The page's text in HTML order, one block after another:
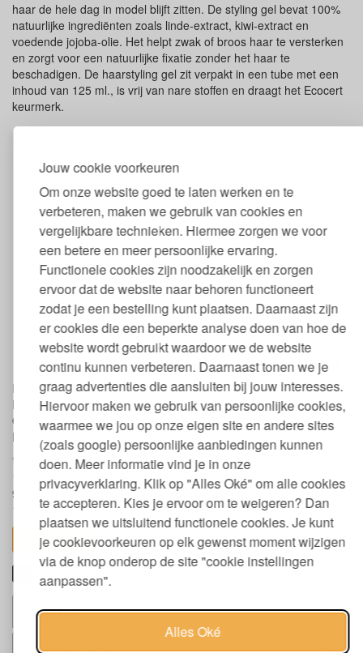
Jouw cookie voorkeuren
Om onze website goed te laten werken en te
verbeteren, maken we gebruik van cookies en
vergelijkbare technieken. Hiermee zorgen we voor
een betere en meer persoonlijke ervaring.
Functionele cookies zijn noodzakelijk en zorgen
ervoor dat de website naar behoren functioneert
zodat je een bestelling kunt plaatsen. Daarnaast zijn
er cookies die een beperkte analyse doen van hoe de
website wordt gebruikt waardoor we de website
continu kunnen verbeteren. Daarnaast tonen we je
graag advertenties die aansluiten bij jouw interesses.
Hiervoor maken we gebruik van persoonlijke cookies,
waarmee we jou op onze eigen site en andere sites
(zoals google) persoonlijke aanbiedingen kunnen
doen. Meer informatie vind je in onze
privacyverklaring. Klik op "Alles Oké" om alle cookies
te accepteren. Kies je ervoor om te weigeren? Dan
plaatsen we uitsluitend functionele cookies. Je kunt
je cookievoorkeuren op elk gewenst moment wijzigen
via de knop onderop de site "cookie instellingen
aanpassen".
Alles Oké
haar de hele dag in model blijft zitten. De styling gel bevat 100%
natuurlijke ingrediënten zoals linde-extract, kiwi-extract en
voedende jojoba-olie. Het helpt zwak of broos haar te versterken
en zorgt voor een natuurlijke fixatie zonder het haar te
beschadigen. De haarstyling gel zit verpakt in een tube met een
inhoud van 125 ml., is vrij van nare stoffen en draagt het Ecocert
keurmerk.
Inhoud: 125 ml
Vrij van conserveringsmiddelen, synthetische toevoegingen
en vaste microplastics
Met linde- en kiwi extract en jojoba-olie
Voor elk haartype
Vrij van schadelijke stoffen
Brengt het haar in model
Verpakking van 90% gerecycled papier, FSC gecertificeerd
Dierproef vrij
Ecocert biologisch gecertificeerd
Ingrediënten haargel kiwi en druivenblad
INCI: Aqua, Betula Alba Extract*, Alcohol, Vitis Vinifera Leaf
Extract*, Actinidia Chinensis Fruit Extract, Simmondsia Chinensis
Oil*, Caffeine, Sorbitol, Xanthan Gum, Parfum, Limonene,
Linalool, Citronellol, Citric Acid
* organically grown
100% of the total ingredients are from natural origin
96% of plant ingredients are from Organic Farming
15% of the total ingredients are from Organic Farming
toon alles
Keurmerken natuurlijke hairstyling gel
Past bij
Alternatieven